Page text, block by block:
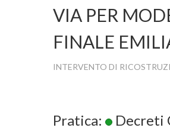
INTERVIENE
VIA PER
FINALE
INTERVENTO DI
Pratica: Decreti